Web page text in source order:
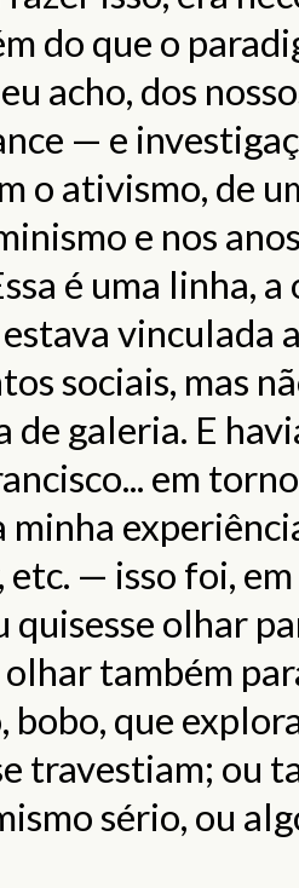
do que o
acho, dos
— e
o ativismo, de
e nos
é uma linha,
vinculada
sociais, mas
de galeria. E
em
minha
etc. — isso foi,
quisesse olhar
também
que
travestiam; ou
sério, ou